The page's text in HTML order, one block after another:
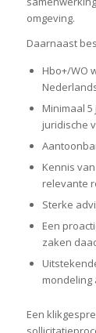
omgeving.
Daarnaast
Hbo+/WO
Minimaal
juridische
Kennis
relevante
Sterke
Een
zaken
mondeling
Een